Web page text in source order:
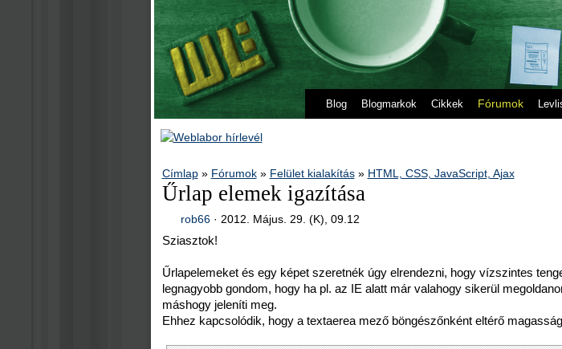
Blog Blogmarkok Cikkek Fórumok
Címlap» Fórumok» Felület kialakítás» HTML, CSS, JavaScript, Ajax
Űrlap elemek igazítása
rob66 · 2012. Május. 29. (K), 09.12
Sziasztok!
Űrlapelemeket és egy képet szeretnék úgy elrendezni, hogy vízszintes
legnagyobb gondom, hogy ha pl. az IE alatt már valahogy sikerül
máshogy jeleníti meg.
Ehhez kapcsolódik, hogy a textaerea mező böngészőnként eltérő